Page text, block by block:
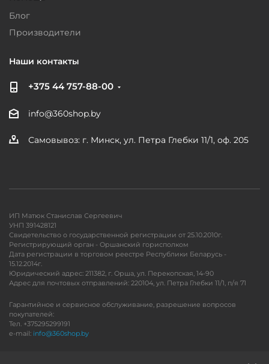
Блог
Производители
Наши контакты
+375 44 757-88-00
info@360shop.by
Самовывоз: г. Минск, ул. Петра Глебки 11/1, оф. 205
ИП Матюк Станислав Сергеевич
УНП 391428121
Свидетельство о государственной регистрации от 25.10.2010г.
Регистрирующий орган - Оршанский горисполком
Дата регистрации в торговом реестре Республики Беларусь -
15.12.2014г.
Юридический адрес: 211382, г. Орша, ул. Перекопская, 14-90
Адрес для почтовых отправлений: 220104, ул. Петра Глебки 11/1, п/я 71
Гарантийное и сервисное обслуживание, разрешение вопросов
покупателей:
Тел. +375295299191
e-mail: info@360shop.by